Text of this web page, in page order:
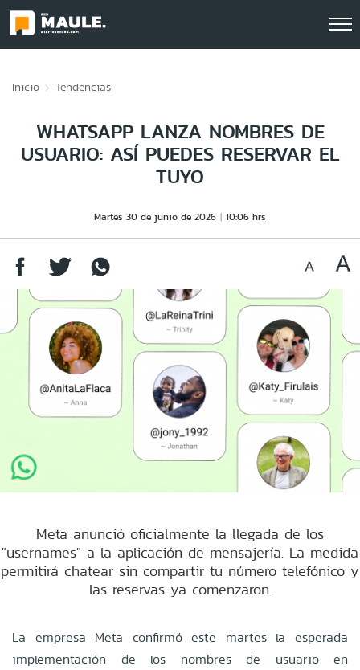
Inicio Tendencias
WHATSAPP LANZA NOMBRES DE
USUARIO: ASÍ PUEDES RESERVAR EL
TUYO
Martes 30 de junio de 2026 10:06 hrs
Meta anunció oficialmente la llegada de los
"usernames" a la aplicación de mensajería. La medida
permitirá chatear sin compartir tu número telefónico y
las reservas ya comenzaron.
La empresa Meta confirmó este martes la esperada
implementación de los nombres de usuario en